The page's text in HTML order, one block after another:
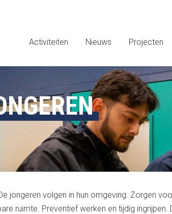
Activiteiten Nieuws Projecten
jongeren volgen in hun omgeving. Zorgen
ruimte. Preventief werken en tijdig ingrijpen.